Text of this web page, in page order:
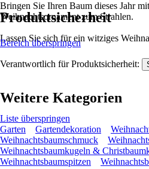
Bringen Sie Ihren Baum dieses Jahr
Weihnachtsornament zum Strahlen.
Lassen Sie sich für ein witziges
Produktsicherheit
Bereich überspringen
Verantwortlich für Produktsicherheit:
Weitere Kategorien
Liste überspringen
Garten
Gartendekoration
Weihnachtsbaumschmuck
Weihnachtsbaumkugeln &
Weihnachtsbaumspitzen